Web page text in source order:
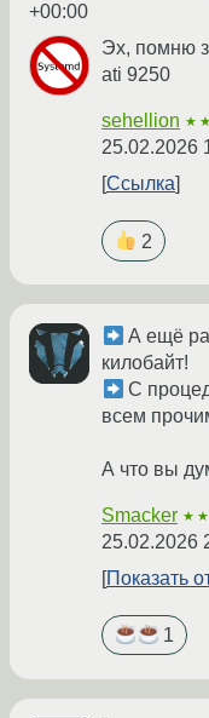
+00:00
Эх, помню
ati 9250
sehellion
25.02.2026
Ссылка
2
А ещё
килобайт!
С
всем
А что вы
Smacker
25.02.2026
Показать
1